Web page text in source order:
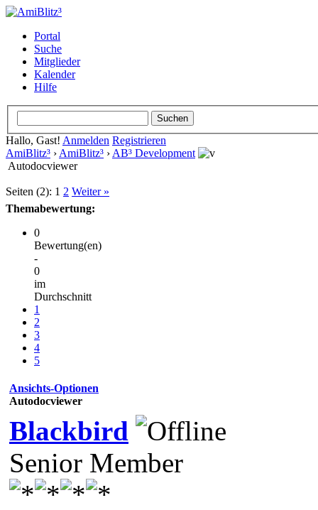
Portal
Suche
Mitglieder
Kalender
Hilfe
Hallo, Gast! Anmelden Registrieren
AmiBlitz³ › AmiBlitz³ › AB³ Development
Autodocviewer
Seiten (2): 1 2 Weiter »
Themabewertung:
0
Bewertung(en)
-
0
im
Durchschnitt
1
2
3
4
5
Ansichts-Optionen
Autodocviewer
Blackbird
Senior Member